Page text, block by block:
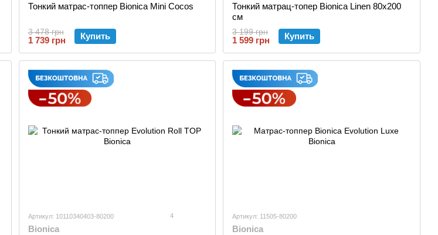
Тонкий матрас-топпер Bionica Mini Cocos
3 478 грн
1 739 грн Купить
Тонкий матрац-топер Bionica Linen 80x200
см
3 199 грн
1 599 грн Купить
Артикул: 10110340403-80200 4
Bionica
Артикул: 11505-80200
Bionica